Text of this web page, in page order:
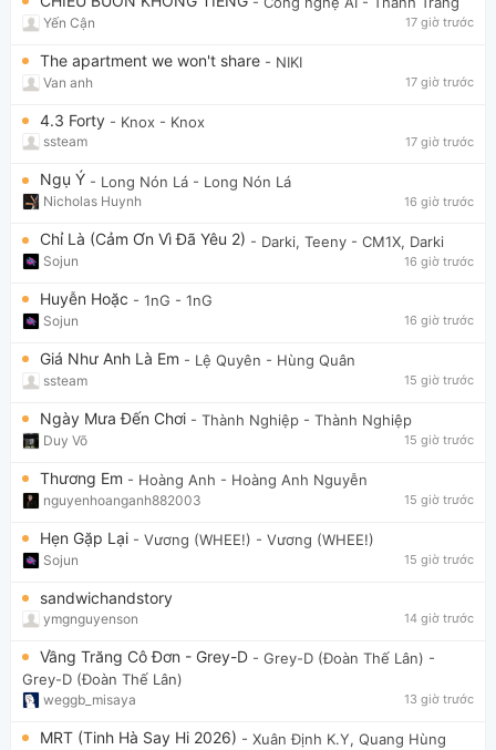
Yến Cận 17 giờ trước
The apartment we won't share - NIKI
Van anh 17 giờ trước
4.3 Forty - Knox - Knox
ssteam 17 giờ trước
Ngụ Ý - Long Nón Lá - Long Nón Lá
Nicholas Huynh 16 giờ trước
Chỉ Là (Cảm Ơn Vì Đã Yêu 2) - Darki, Teeny - CM1X, Darki
Sojun 16 giờ trước
Huyễn Hoặc - 1nG - 1nG
Sojun 16 giờ trước
Giá Như Anh Là Em - Lệ Quyên - Hùng Quân
ssteam 15 giờ trước
Ngày Mưa Đến Chơi - Thành Nghiệp - Thành Nghiệp
Duy Võ 15 giờ trước
Thương Em - Hoàng Anh - Hoàng Anh Nguyễn
nguyenhoanganh882003 15 giờ trước
Hẹn Gặp Lại - Vương (WHEE!) - Vương (WHEE!)
Sojun 15 giờ trước
sandwichandstory
ymgnguyenson 14 giờ trước
Vầng Trăng Cô Đơn - Grey-D - Grey-D (Đoàn Thế Lân) -
Grey-D (Đoàn Thế Lân)
weggb_misaya 13 giờ trước
MRT (Tinh Hà Say Hi 2026) - Xuân Định K.Y, Quang Hùng